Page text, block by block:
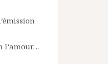
l’amour…